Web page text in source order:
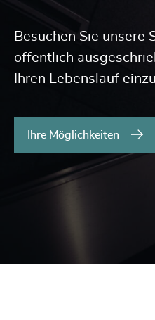
Besuchen Sie unsere
öffentlich
Ihren Lebenslauf
Ihre Möglichkeiten